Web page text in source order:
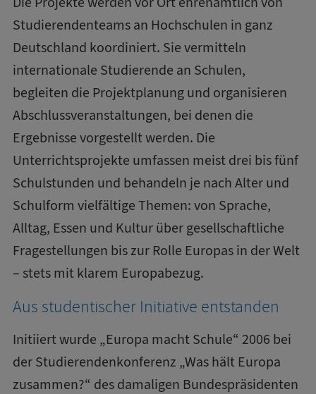
Studierendenteams an Hochschulen in ganz
Deutschland koordiniert. Sie vermitteln
internationale Studierende an Schulen,
begleiten die Projektplanung und organisieren
Abschlussveranstaltungen, bei denen die
Ergebnisse vorgestellt werden. Die
Unterrichtsprojekte umfassen meist drei bis fünf
Schulstunden und behandeln je nach Alter und
Schulform vielfältige Themen: von Sprache,
Alltag, Essen und Kultur über gesellschaftliche
Fragestellungen bis zur Rolle Europas in der Welt
– stets mit klarem Europabezug.
Aus studentischer Initiative entstanden
Initiiert wurde „Europa macht Schule“ 2006 bei
der Studierendenkonferenz „Was hält Europa
zusammen?“ des damaligen Bundespräsidenten